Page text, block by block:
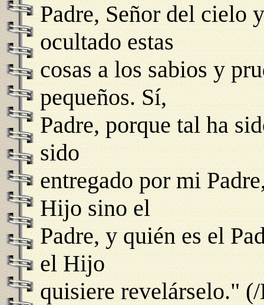
Padre, Señor del cielo
ocultado estas
cosas a los sabios y
pequeños. Sí,
Padre, porque tal ha
sido
entregado por mi
Hijo sino el
Padre, y quién es el
el Hijo
quisiere revelárselo."